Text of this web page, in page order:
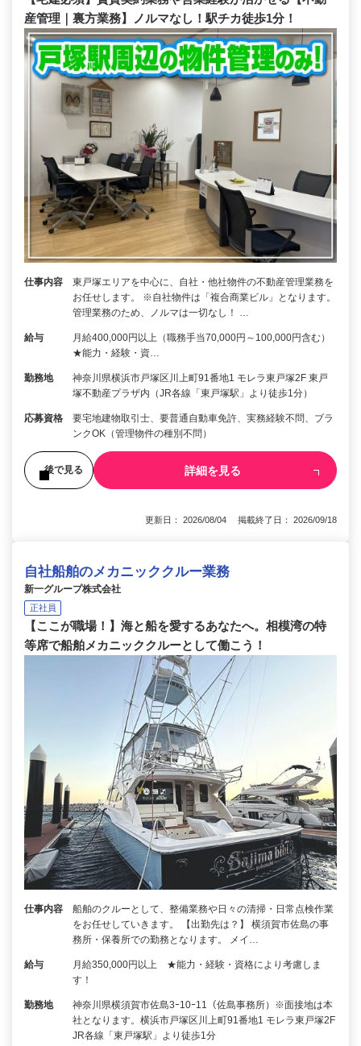
産管理｜裏方業務】ノルマなし！駅チカ徒歩1分！
仕事内容
東戸塚エリアを中心に、自社・他社物件の不動産管理業務を
お任せします。 ※自社物件は「複合商業ビル」となります。
管理業務のため、ノルマは一切なし！ …
給与
月給400,000円以上（職務手当70,000円～100,000円含む）
★能力・経験・資…
勤務地
神奈川県横浜市戸塚区川上町91番地1 モレラ東戸塚2F 東戸
塚不動産プラザ内（JR各線「東戸塚駅」より徒歩1分）
応募資格
要宅地建物取引士、要普通自動車免許、実務経験不問、ブラ
ンクOK（管理物件の種別不問）
後で見る 詳細を見る
更新日： 2026/08/04 掲載終了日： 2026/09/18
自社船舶のメカニッククルー業務
新一グループ株式会社
正社員
【ここが職場！】海と船を愛するあなたへ。相模湾の特
等席で船舶メカニッククルーとして働こう！
仕事内容
船舶のクルーとして、整備業務や日々の清掃・日常点検作業
をお任せしていきます。 【出勤先は？】 横須賀市佐島の事
務所・保養所での勤務となります。 メイ…
給与
月給350,000円以上 ★能力・経験・資格により考慮しま
す！
勤務地
神奈川県横須賀市佐島3ｰ10ｰ11（佐島事務所）※面接地は本
社となります。横浜市戸塚区川上町91番地1 モレラ東戸塚2F
JR各線「東戸塚駅」より徒歩1分